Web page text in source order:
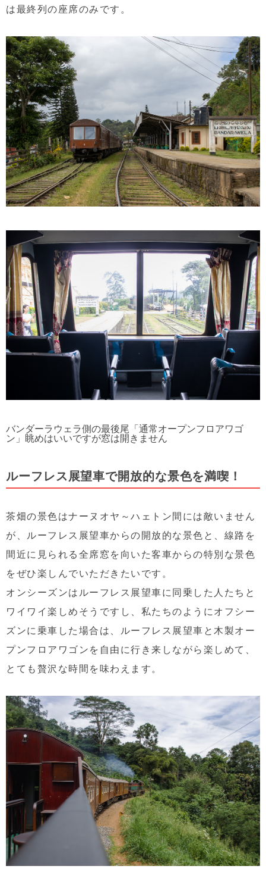
は最終列の座席のみです。
バンダーラウェラ側の最後尾「通常オープンフロアワゴ
ン」眺めはいいですが窓は開きません
ルーフレス展望車で開放的な景色を満喫！
茶畑の景色はナーヌオヤ～ハェトン間には敵いません
が、ルーフレス展望車からの開放的な景色と、線路を
間近に見られる全席窓を向いた客車からの特別な景色
をぜひ楽しんでいただきたいです。
オンシーズンはルーフレス展望車に同乗した人たちと
ワイワイ楽しめそうですし、私たちのようにオフシー
ズンに乗車した場合は、ルーフレス展望車と木製オー
プンフロアワゴンを自由に行き来しながら楽しめて、
とても贅沢な時間を味わえます。